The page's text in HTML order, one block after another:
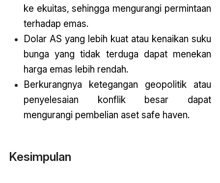
ke ekuitas, sehingga mengurangi permintaan
terhadap emas.
Dolar AS yang lebih kuat atau kenaikan suku
bunga yang tidak terduga dapat menekan
harga emas lebih rendah.
Berkurangnya ketegangan geopolitik atau
penyelesaian konflik besar dapat
mengurangi pembelian aset safe haven.
Kesimpulan